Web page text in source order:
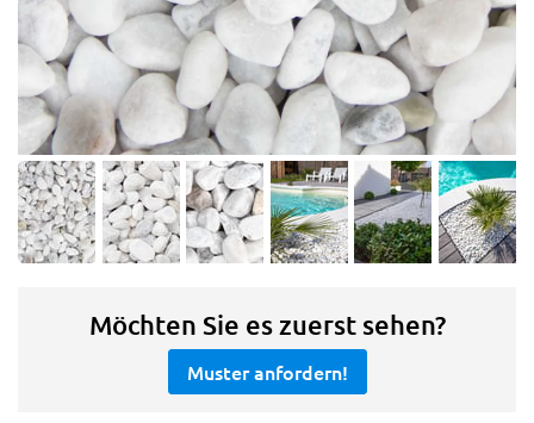
Möchten Sie es zuerst sehen?
Muster anfordern!